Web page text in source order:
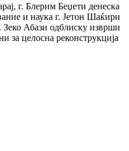
г. Блерим Беџети денеска
и наука г. Јетон Шаќири
Абази одблиску изврши
за целосна реконструкција